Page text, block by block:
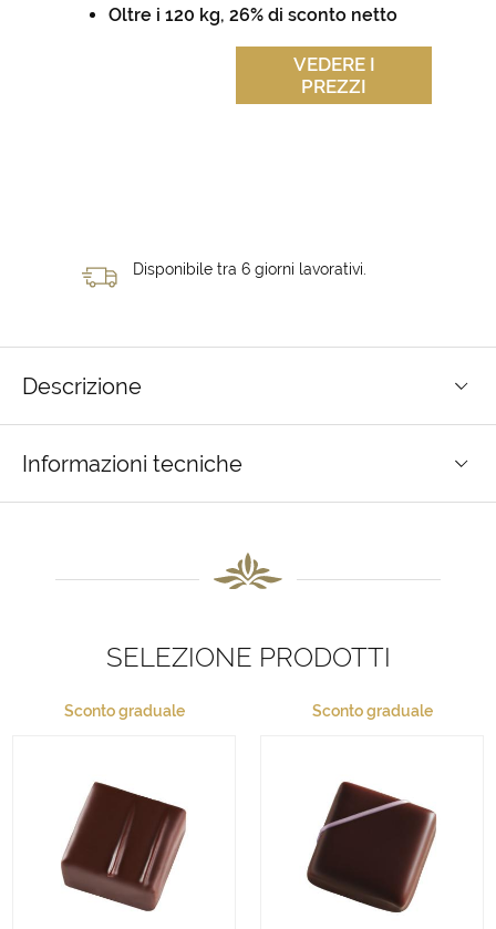
Oltre i 120 kg, 26% di sconto netto
VEDERE I
PREZZI
Disponibile tra 6 giorni lavorativi.
Descrizione
Informazioni tecniche
SELEZIONE PRODOTTI
Sconto graduale Sconto graduale